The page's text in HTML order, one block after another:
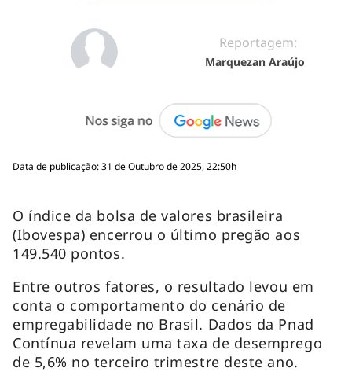
Reportagem:
Marquezan Araújo
Data de publicação: 31 de Outubro de 2025, 22:50h
O índice da bolsa de valores brasileira
(Ibovespa) encerrou o último pregão aos
149.540 pontos.
Entre outros fatores, o resultado levou em
conta o comportamento do cenário de
empregabilidade no Brasil. Dados da Pnad
Contínua revelam uma taxa de desemprego
de 5,6% no terceiro trimestre deste ano.